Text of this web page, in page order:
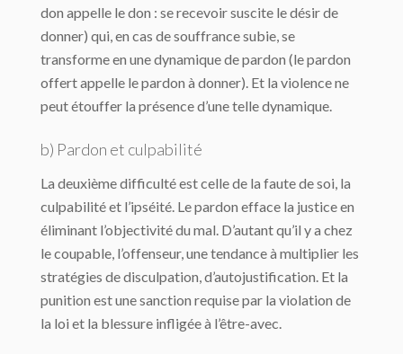
don appelle le don : se recevoir suscite le désir de
donner) qui, en cas de souffrance subie, se
transforme en une dynamique de pardon (le pardon
offert appelle le pardon à donner). Et la violence ne
peut étouffer la présence d’une telle dynamique.
b) Pardon et culpabilité
La deuxième difficulté est celle de la faute de soi, la
culpabilité et l’ipséité. Le pardon efface la justice en
éliminant l’objectivité du mal. D’autant qu’il y a chez
le coupable, l’offenseur, une tendance à multiplier les
stratégies de disculpation, d’autojustification. Et la
punition est une sanction requise par la violation de
la loi et la blessure infligée à l’être-avec.